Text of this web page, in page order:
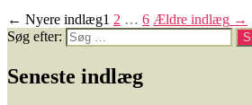
← Nyere indlæg1 2 … 6 Ældre indlæg →
Søg efter:
Seneste indlæg